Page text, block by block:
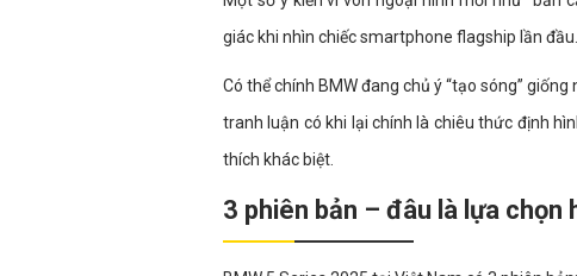
giác khi nhìn chiếc smartphone flagship lần đầu.
Có thể chính BMW đang chủ ý “tạo sóng”
tranh luận có khi lại chính là chiêu thức định
thích khác biệt.
3 phiên bản – đâu là lựa